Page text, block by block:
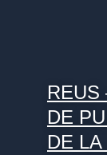
REUS
DE
DE